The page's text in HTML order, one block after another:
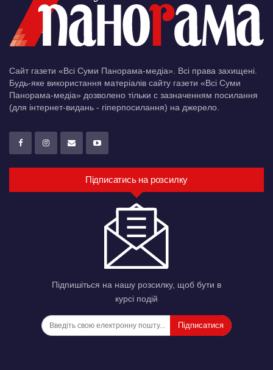
Сайт газети «Всі Суми Панорама-медіа». Всі права захищені.
Будь-яке використання матеріалів сайту газети «Всі Суми
Панорама-медіа» дозволено тільки c зазначенням посилання
(для інтернет-видань - гіперпосилання) на джерело.
Підписатись на розсилку
Підпишіться на нашу розсилку, щоб бути в
курсі подій
Підписатися